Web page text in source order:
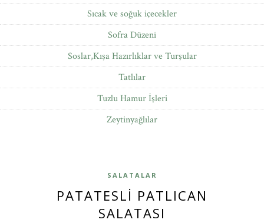
Sıcak ve soğuk içecekler
Sofra Düzeni
Soslar,Kışa Hazırlıklar ve Turşular
Tatlılar
Tuzlu Hamur İşleri
Zeytinyağlılar
SALATALAR
PATATESLI PATLICAN
SALATASI